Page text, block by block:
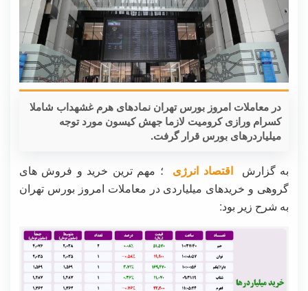
در معاملات امروز بورس تهران نمادهای هرم غشهداب شاملا
کسرام ورازی کرومیت لازما جهش کیسون مورد توجه
میلیاردرهای بورس قرار گرفت.
به گزارشاقتصاد انرژی ؛ مهم ترین خرید و فروش های
گروهی و خریدهای میلیاردی در معاملات امروز بورس تهران
به شرح زیر بود: